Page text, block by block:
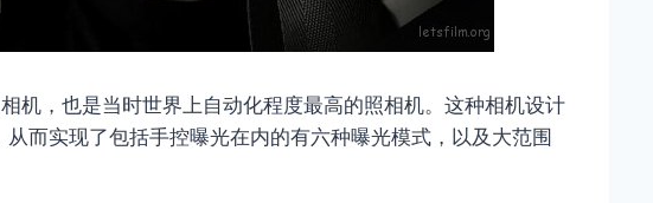
机，也是当时世界上自动化程度最高的照相机。这种相机设计
而实现了包括手控曝光在内的有六种曝光模式，以及大范围